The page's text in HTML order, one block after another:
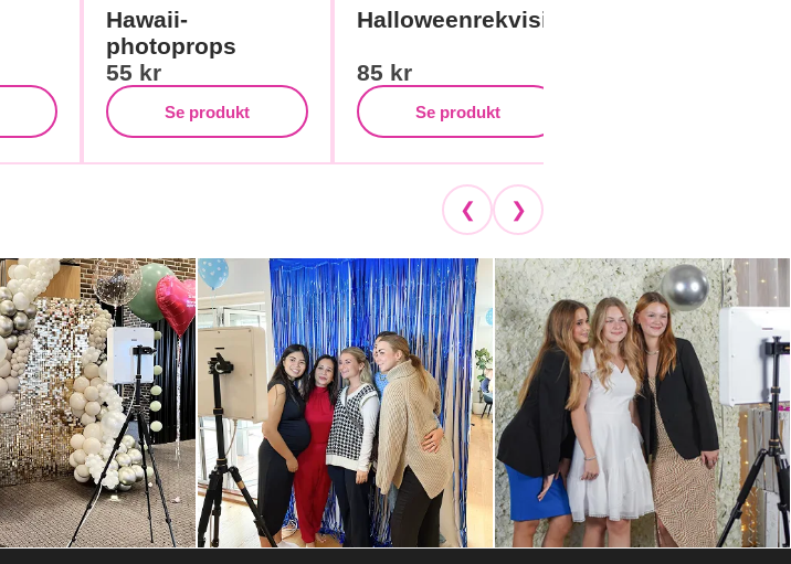
Hawaii-
photoprops
55 kr
Se produkt
Halloweenrekvisita
85 kr
Se produkt
❮ ❯